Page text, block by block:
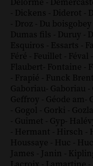
Delorme -
- Dickens - Diderot -
- Droz - Du boisgobey
Dumas fils - Duruy -
Esquiros - Essarts -
Féré - Feuillet - Féval -
Flaubert- Fontaine -
- Frapié - Funck
Gaboriau- Gaboriau -
Geffroy - Géode am-
- Gogol - Gorki -
- Guimet - Gyp-
- Hermant - Hirsch -
Houssaye - Huc -
James - Janin -